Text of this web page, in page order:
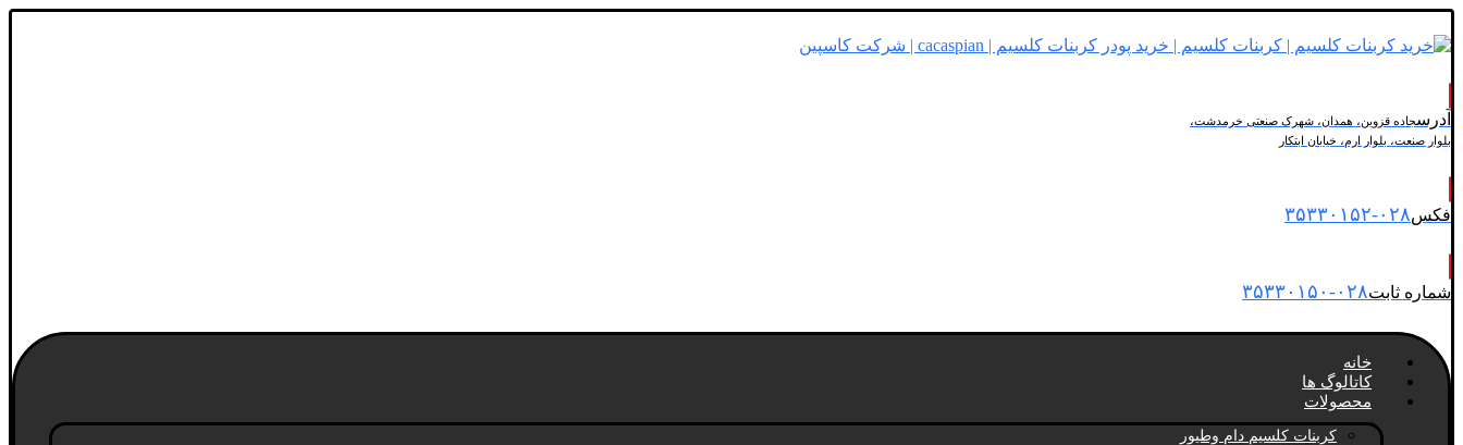
آدرسجاده قزوین، همدان، شهرک صنعتی خرمدشت،
بلوار صنعت، بلوار ارم، خیابان ابتکار
فکس۰۲۸-۳۵۳۳۰۱۵۲
شماره ثابت۰۲۸-۳۵۳۳۰۱۵۰
خانه
کاتالوگ ها
محصولات
کربنات کلسیم دام وطیور